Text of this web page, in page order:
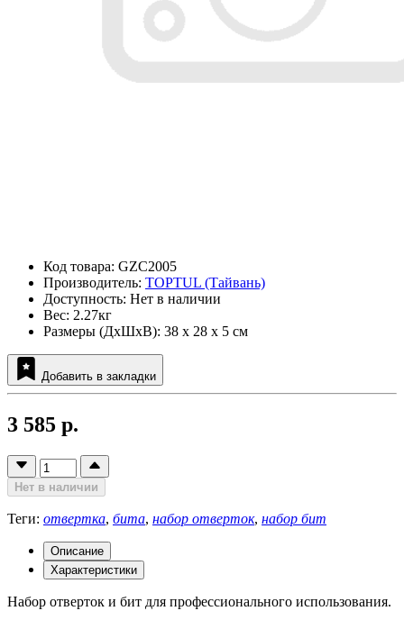
Код товара: GZC2005
Производитель: TOPTUL (Тайвань)
Доступность: Нет в наличии
Вес: 2.27кг
Размеры (ДxШxВ): 38 x 28 x 5 см
Добавить в закладки
3 585 р.
Нет в наличии
Теги: отвертка, бита, набор отверток, набор бит
Описание
Характеристики
Набор отверток и бит для профессионального использования.